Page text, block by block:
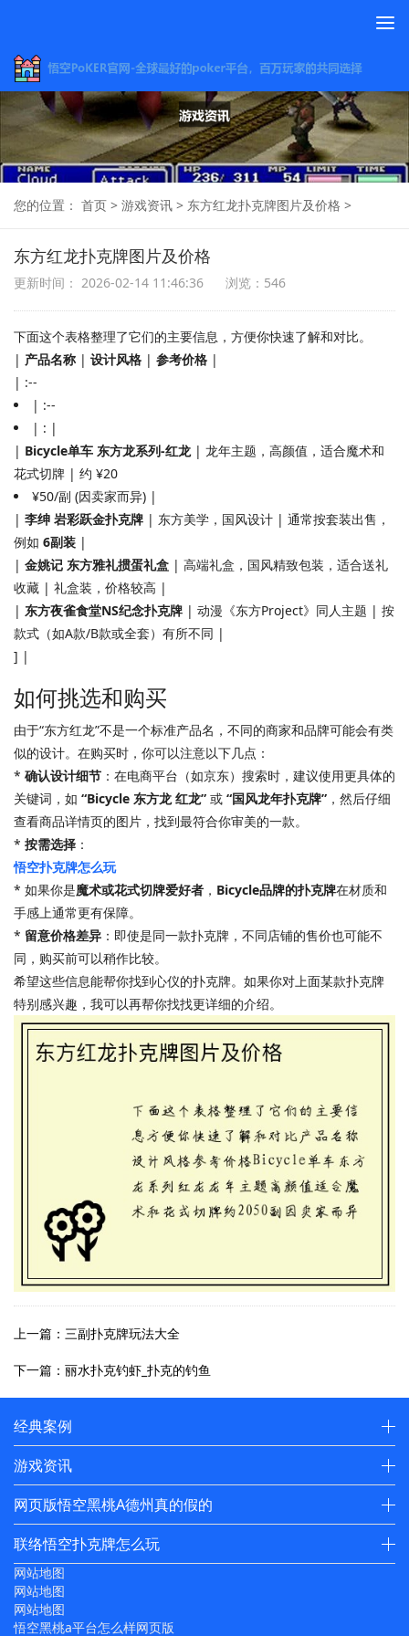
您的位置： 首页 > 游戏资讯 > 东方红龙扑克牌图片及价格 >
东方红龙扑克牌图片及价格
更新时间： 2026-02-14 11:46:36 浏览：546
下面这个表格整理了它们的主要信息，方便你快速了解和对比。
| 产品名称 | 设计风格 | 参考价格 |
| :--
| :--
| : |
| Bicycle单车 东方龙系列-红龙| 龙年主题，高颜值，适合魔术和
花式切牌 | 约 ¥20
¥50/副 (因卖家而异) |
| 李绅 岩彩跃金扑克牌 | 东方美学，国风设计 | 通常按套装出售，
例如 6副装 |
| 金姚记 东方雅礼掼蛋礼盒 | 高端礼盒，国风精致包装，适合送礼
收藏 | 礼盒装，价格较高 |
| 东方夜雀食堂NS纪念扑克牌 | 动漫《东方Project》同人主题 | 按
款式（如A款/B款或全套）有所不同 |
] |
如何挑选和购买
由于“东方红龙”不是一个标准产品名，不同的商家和品牌可能会有类
似的设计。在购买时，你可以注意以下几点：
* 确认设计细节 ：在电商平台（如京东）搜索时，建议使用更具体的
关键词，如 “Bicycle 东方龙 红龙” 或 “国风龙年扑克牌” ，然后仔细
查看商品详情页的图片，找到最符合你审美的一款。
* 按需选择 ：
悟空扑克牌怎么玩
* 如果你是魔术或花式切牌爱好者 ， Bicycle品牌的扑克牌在材质和
手感上通常更有保障。
* 留意价格差异 ：即使是同一款扑克牌，不同店铺的售价也可能不
同，购买前可以稍作比较。
希望这些信息能帮你找到心仪的扑克牌。如果你对上面某款扑克牌
特别感兴趣，我可以再帮你找找更详细的介绍。
上一篇：三副扑克牌玩法大全
下一篇：丽水扑克钓虾_扑克的钓鱼
经典案例
游戏资讯
网页版悟空黑桃A德州真的假的
联络悟空扑克牌怎么玩
网站地图
网站地图
网站地图
悟空黑桃a平台怎么样网页版